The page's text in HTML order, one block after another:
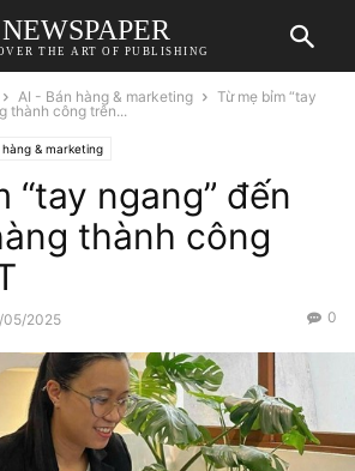
NEWSPAPER
THE ART OF PUBLISHING
AI - Bán hàng & marketing
Từ mẹ bỉm “tay
thành công trên...
& marketing
“tay ngang” đến
thành công
05/2025 0